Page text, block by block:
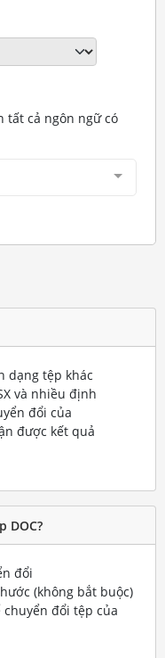
tất cả ngôn ngữ có
dạng tệp khác
và nhiều định
đổi của
được kết quả
DOC?
đổi
(không bắt buộc)
đổi tệp của